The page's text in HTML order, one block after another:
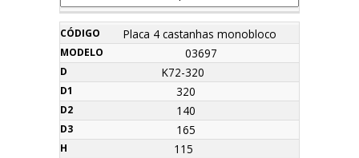
Placa 4 castanhas monobloco
03697
K72-320
320
140
165
115